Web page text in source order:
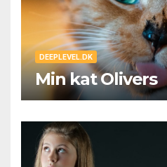
DEEPLEVEL.DK
Min kat Olivers